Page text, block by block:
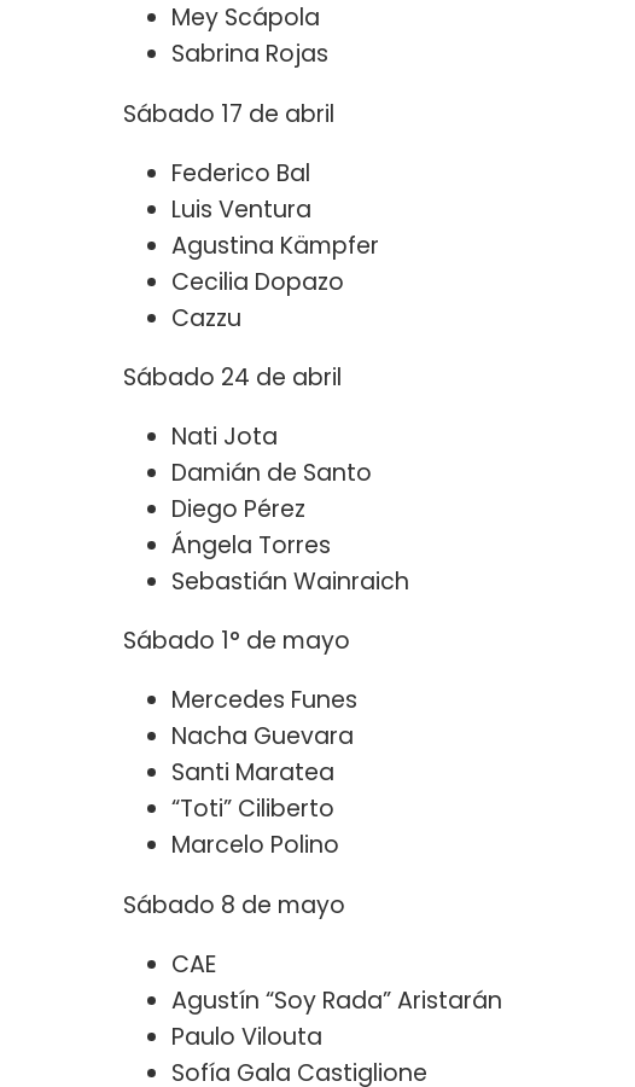
Mey Scápola
Sabrina Rojas
Sábado 17 de abril
Federico Bal
Luis Ventura
Agustina Kämpfer
Cecilia Dopazo
Cazzu
Sábado 24 de abril
Nati Jota
Damián de Santo
Diego Pérez
Ángela Torres
Sebastián Wainraich
Sábado 1° de mayo
Mercedes Funes
Nacha Guevara
Santi Maratea
“Toti” Ciliberto
Marcelo Polino
Sábado 8 de mayo
CAE
Agustín “Soy Rada” Aristarán
Paulo Vilouta
Sofía Gala Castiglione